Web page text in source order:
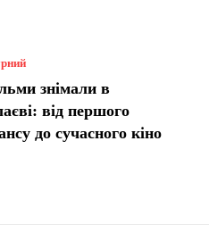
знімали в
від першого
до сучасного кіно